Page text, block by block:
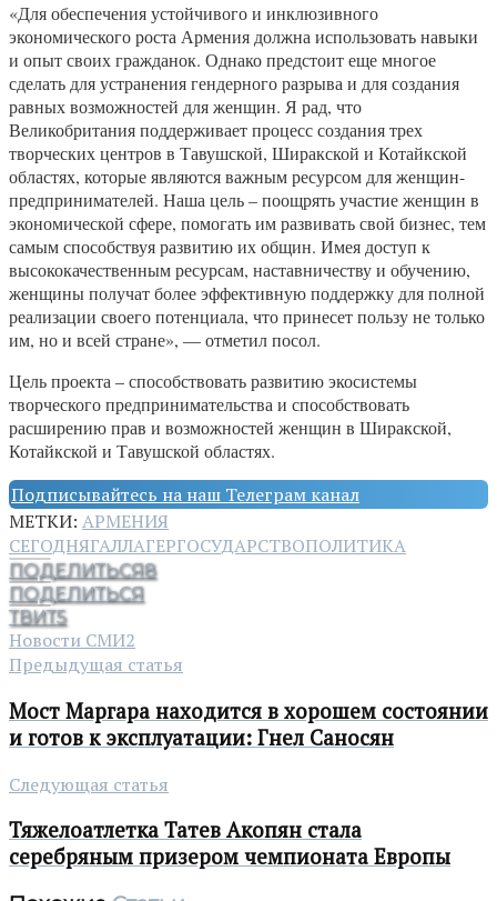
«Для обеспечения устойчивого и инклюзивного
экономического роста Армения должна использовать навыки
и опыт своих гражданок. Однако предстоит еще многое
сделать для устранения гендерного разрыва и для создания
равных возможностей для женщин. Я рад, что
Великобритания поддерживает процесс создания трех
творческих центров в Тавушской, Ширакской и Котайкской
областях, которые являются важным ресурсом для женщин-
предпринимателей. Наша цель – поощрять участие женщин в
экономической сфере, помогать им развивать свой бизнес, тем
самым способствуя развитию их общин. Имея доступ к
высококачественным ресурсам, наставничеству и обучению,
женщины получат более эффективную поддержку для полной
реализации своего потенциала, что принесет пользу не только
им, но и всей стране», — отметил посол.
Цель проекта – способствовать развитию экосистемы
творческого предпринимательства и способствовать
расширению прав и возможностей женщин в Ширакской,
Котайкской и Тавушской областях.
Подписывайтесь на наш Телеграм канал
МЕТКИ: АРМЕНИЯ
СЕГОДНЯГАЛЛАГЕРГОСУДАРСТВОПОЛИТИКА
ПОДЕЛИТЬСЯ8
ПОДЕЛИТЬСЯ
ТВИТ5
Новости СМИ2
Предыдущая статья
Мост Маргара находится в хорошем состоянии
и готов к эксплуатации: Гнел Саносян
Следующая статья
Тяжелоатлетка Татев Акопян стала
серебряным призером чемпионата Европы